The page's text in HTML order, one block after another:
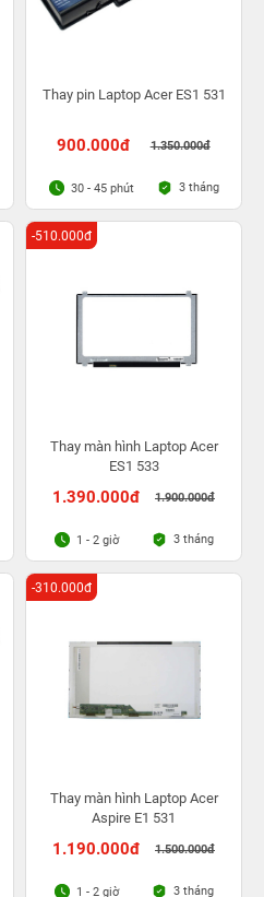
Thay pin Laptop Acer ES1 531
900.000đ 1.350.000đ
30 - 45 phút 3 tháng
Thay màn hình Laptop Acer
ES1 533
1.390.000đ 1.900.000đ
-510.000đ
1 - 2 giờ 3 tháng
Thay màn hình Laptop Acer
Aspire E1 531
1.190.000đ 1.500.000đ
-310.000đ
1 - 2 giờ 3 tháng